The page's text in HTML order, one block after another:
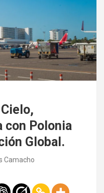
con Polonia
Global.
Camacho